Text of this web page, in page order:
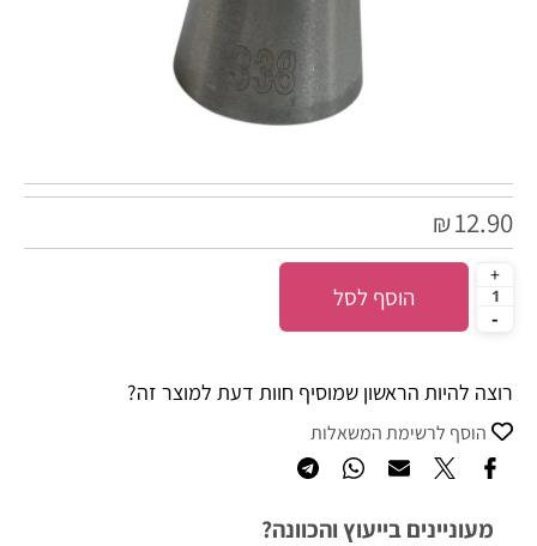
₪12.90
הוסף לסל
רוצה להיות הראשון שמוסיף חוות דעת למוצר זה?
הוסף לרשימת המשאלות
מעוניינים בייעוץ והכוונה?